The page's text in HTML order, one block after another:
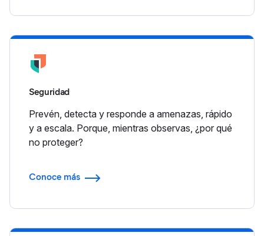
Seguridad
Prevén, detecta y responde a amenazas, rápido
y a escala. Porque, mientras observas, ¿por qué
no proteger?
Conoce más